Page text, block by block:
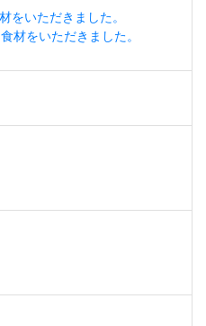
をいただきました。
材をいただきました。